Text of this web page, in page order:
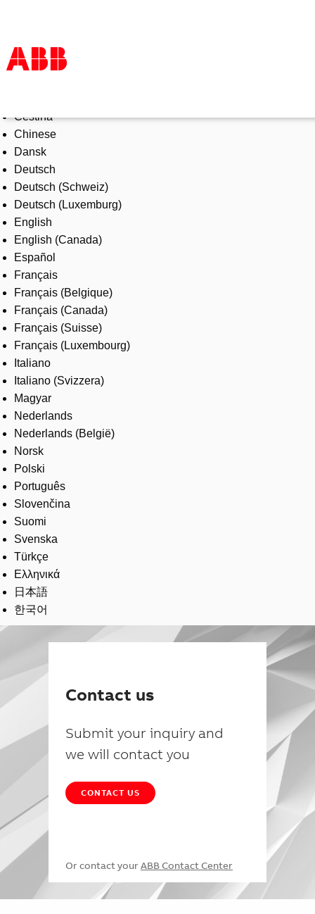
Products & Solutions
Industries
Services
About us
Where to buy
Contact us
Careers
Čeština
Chinese
Dansk
Deutsch
Deutsch (Schweiz)
Deutsch (Luxemburg)
English
English (Canada)
Español
Français
Français (Belgique)
Français (Canada)
Français (Suisse)
Français (Luxembourg)
Italiano
Italiano (Svizzera)
Magyar
Nederlands
Nederlands (België)
Norsk
Polski
Português
Slovenčina
Suomi
Svenska
Türkçe
Ελληνικά
日本語
한국어
Contact us
Submit your inquiry and
we will contact you
CONTACT US
Or contact your ABB Contact Center